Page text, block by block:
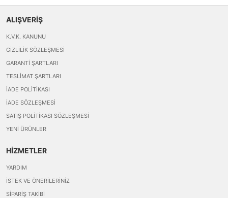
ALIŞVERİŞ
K.V.K. KANUNU
GIZLILIK SÖZLEŞMESI
GARANTI ŞARTLARI
TESLIMAT ŞARTLARI
İADE POLITIKASI
İADE SÖZLEŞMESI
SATIŞ POLITIKASI SÖZLEŞMESI
YENI ÜRÜNLER
HİZMETLER
YARDIM
İSTEK VE ÖNERILERINIZ
SIPARIŞ TAKIBI